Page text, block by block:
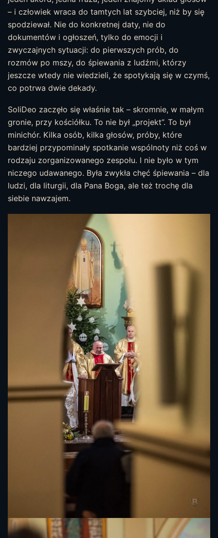
– i człowiek wraca do tamtych lat szybciej, niż by się
spodziewał. Nie do konkretnej daty, nie do
dokumentów i ogłoszeń, tylko do emocji i
zwyczajnych sytuacji: do pierwszych prób, do
rozmów po mszy, do śpiewania z ludźmi, którzy
jeszcze wtedy nie wiedzieli, że spotykają się w czymś,
co potrwa dwie dekady.
SoliDeo zaczęło się właśnie tak – skromnie, w małym
gronie, przy kościółku. To nie był „projekt”. To był
minichór. Kilka osób, kilka głosów, próby, które
bardziej przypominały spotkanie wspólnoty niż coś w
rodzaju zorganizowanego zespołu. I nie było w tym
niczego udawanego. Była zwykła chęć śpiewania – dla
ludzi, dla liturgii, dla Pana Boga, ale też trochę dla
siebie nawzajem.